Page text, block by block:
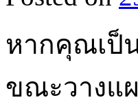
หากคุณเป็
ขณะวางแ